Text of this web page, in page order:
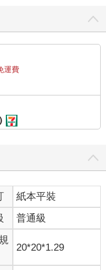
運費
紙本平裝
普通級
20*20*1.29